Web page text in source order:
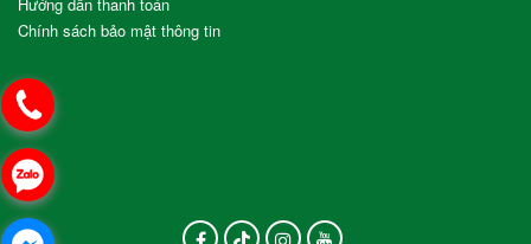
Chính sách bảo mật thông tin